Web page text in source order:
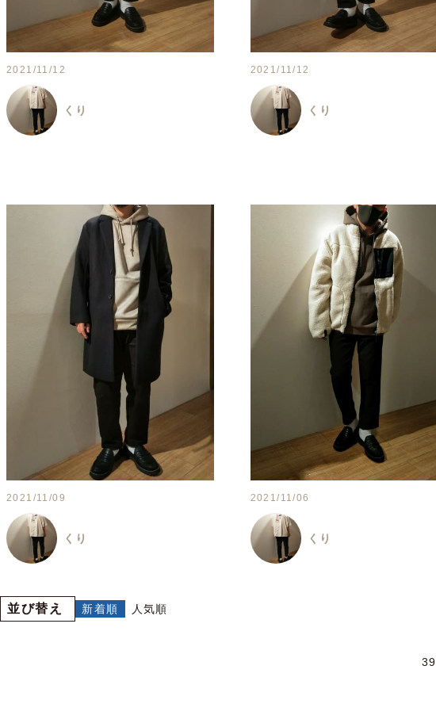
2021/11/12
くり
2021/11/12
くり
2021/11/09
くり
2021/11/06
くり
並び替え 新着順 人気順
39